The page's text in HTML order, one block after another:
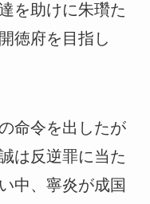
を助けに朱瓚た
徳府を目指し
命令を出したが
は反逆罪に当た
中、寧炎が成国